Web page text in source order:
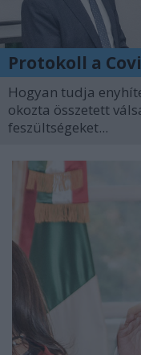
Protokoll a
Hogyan tudja
okozta összetett
feszültségeket...